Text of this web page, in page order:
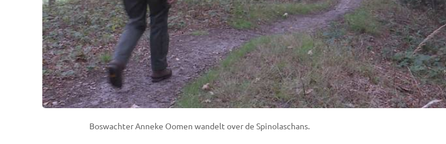
Boswachter Anneke Oomen wandelt over de Spinolaschans.